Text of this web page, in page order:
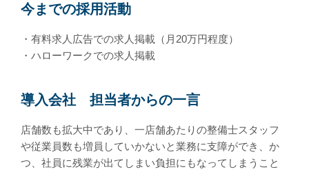
今までの採用活動
・有料求人広告での求人掲載（月20万円程度）
・ハローワークでの求人掲載
導入会社 担当者からの一言
店舗数も拡大中であり、一店舗あたりの整備士スタッフ
や従業員数も増員していかないと業務に支障ができ、か
つ、社員に残業が出てしまい負担にもなってしまうこと